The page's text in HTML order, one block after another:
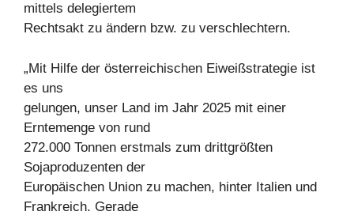
mittels delegiertem
Rechtsakt zu ändern bzw. zu verschlechtern.
„Mit Hilfe der österreichischen Eiweißstrategie ist
es uns
gelungen, unser Land im Jahr 2025 mit einer
Erntemenge von rund
272.000 Tonnen erstmals zum drittgrößten
Sojaproduzenten der
Europäischen Union zu machen, hinter Italien und
Frankreich. Gerade